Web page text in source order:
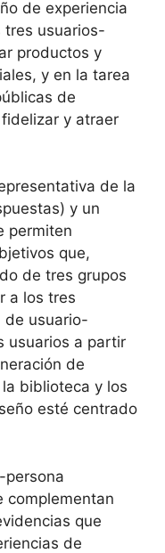
de experiencia
tres usuarios-
productos y
y en la tarea
de
y atraer
de la
y un
permiten
que,
de tres grupos
a los tres
de usuario-
usuarios a partir
de
biblioteca y los
esté centrado
persona
complementan
que
de